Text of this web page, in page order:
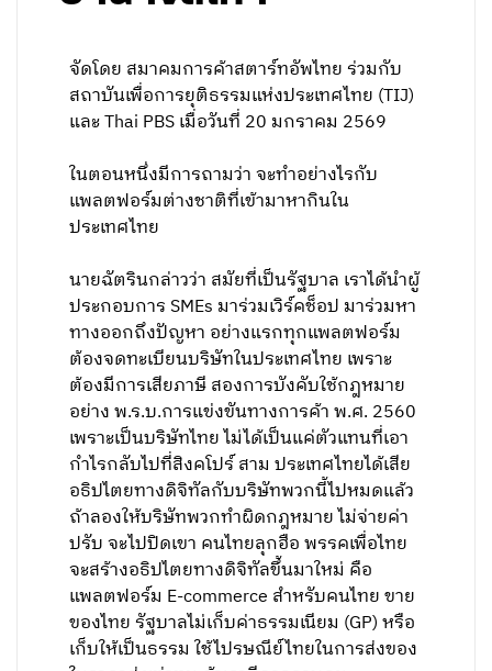
จัดโดย สมาคมการค้าสตาร์ทอัพไทย ร่วมกับ
สถาบันเพื่อการยุติธรรมแห่งประเทศไทย (TIJ)
และ Thai PBS เมื่อวันที่ 20 มกราคม 2569
ในตอนหนึ่งมีการถามว่า จะทำอย่างไรกับ
แพลตฟอร์มต่างชาติที่เข้ามาหากินใน
ประเทศไทย
นายฉัตรินกล่าวว่า สมัยที่เป็นรัฐบาล เราได้นำผู้
ประกอบการ SMEs มาร่วมเวิร์คช็อป มาร่วมหา
ทางออกถึงปัญหา อย่างแรกทุกแพลตฟอร์ม
ต้องจดทะเบียนบริษัทในประเทศไทย เพราะ
ต้องมีการเสียภาษี สองการบังคับใช้กฎหมาย
อย่าง พ.ร.บ.การแข่งขันทางการค้า พ.ศ. 2560
เพราะเป็นบริษัทไทย ไม่ได้เป็นแค่ตัวแทนที่เอา
กำไรกลับไปที่สิงคโปร์ สาม ประเทศไทยได้เสีย
อธิปไตยทางดิจิทัลกับบริษัทพวกนี้ไปหมดแล้ว
ถ้าลองให้บริษัทพวกทำผิดกฎหมาย ไม่จ่ายค่า
ปรับ จะไปปิดเขา คนไทยลุกฮือ พรรคเพื่อไทย
จะสร้างอธิปไตยทางดิจิทัลขึ้นมาใหม่ คือ
แพลตฟอร์ม E-commerce สำหรับคนไทย ขาย
ของไทย รัฐบาลไม่เก็บค่าธรรมเนียม (GP) หรือ
เก็บให้เป็นธรรม ใช้ไปรษณีย์ไทยในการส่งของ